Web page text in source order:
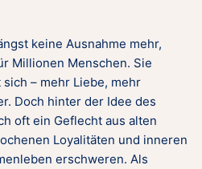
keine Ausnahme mehr,
Millionen Menschen. Sie
– mehr Liebe, mehr
Doch hinter der Idee des
oft ein Geflecht aus alten
Loyalitäten und inneren
erschweren. Als